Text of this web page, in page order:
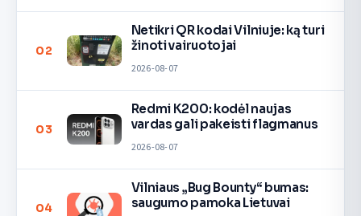
02
Netikri QR kodai Vilniuje: ką turi
žinoti vairuotojai
2026-08-07
03
Redmi K200: kodėl naujas
vardas gali pakeisti flagmanus
2026-08-07
04
Vilniaus „Bug Bounty“ bumas:
saugumo pamoka Lietuvai